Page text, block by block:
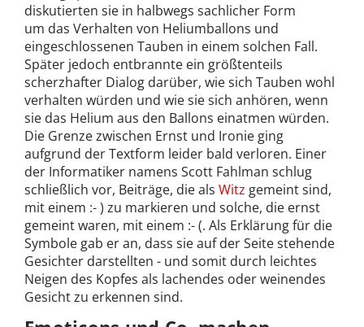
diskutierten sie in halbwegs sachlicher Form
um das Verhalten von Heliumballons und
eingeschlossenen Tauben in einem solchen Fall.
Später jedoch entbrannte ein größtenteils
scherzhafter Dialog darüber, wie sich Tauben wohl
verhalten würden und wie sie sich anhören, wenn
sie das Helium aus den Ballons einatmen würden.
Die Grenze zwischen Ernst und Ironie ging
aufgrund der Textform leider bald verloren. Einer
der Informatiker namens Scott Fahlman schlug
schließlich vor, Beiträge, die als Witz gemeint sind,
mit einem :- ) zu markieren und solche, die ernst
gemeint waren, mit einem :- (. Als Erklärung für die
Symbole gab er an, dass sie auf der Seite stehende
Gesichter darstellten - und somit durch leichtes
Neigen des Kopfes als lachendes oder weinendes
Gesicht zu erkennen sind.